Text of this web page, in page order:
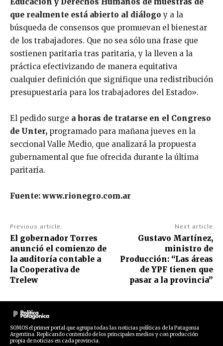
que realmente está abierto al diálogo y a la
búsqueda de consensos que promuevan el bienestar
de los trabajadores. Que no sea sólo una frase que
sostienen paritaria tras paritaria, y la lleven a la
práctica efectivizando de manera equitativa
cualquier definición que signifique una redistribución
presupuestaria para los trabajadores del Estado».
El pedido surge a horas de tratarse en el Congreso
de Unter, programado para mañana jueves en la
seccional Valle Medio, que analizará la propuesta
gubernamental que fue ofrecida durante la última
paritaria.
Fuente: www.rionegro.com.ar
Previous article
El gobernador Torres
anunció el comienzo de
la auditoría contable a
la Cooperativa de
Trelew
Next article
Gustavo Martínez,
ministro de
Producción: “Las áreas
de YPF tienen que
pasar a la provincia”
SOMOS el primer portal que agrupa todas las noticias políticas de la Patagonia
Argentina. Replicando contenido de los principales medios y con producción
propia de noticias en cada provincia.